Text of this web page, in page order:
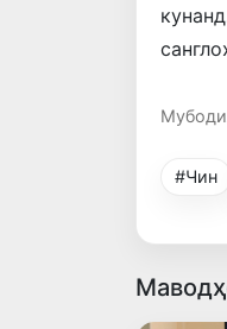
#Чин